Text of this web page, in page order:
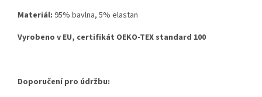
Materiál: 95% bavlna, 5% elastan
Vyrobeno v EU, certifikát OEKO-TEX standard 100
Doporučení pro údržbu: